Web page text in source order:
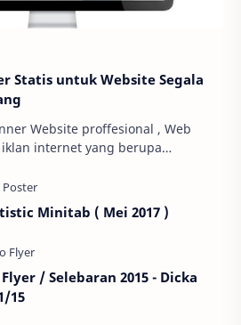
Statis untuk Website Segala
Website proffesional , Web
internet yang berupa
Minitab ( Mei 2017 )
/ Selebaran 2015 - Dicka
15